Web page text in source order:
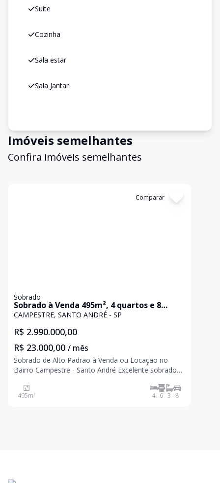
Suite
Cozinha
Sala estar
Sala Jantar
Imóveis semelhantes
Confira imóveis semelhantes
Comparar
Sobrado
Sobrado à Venda 495m², 4 quartos e 8
vagas - Campestre, Santo André, SP
CAMPESTRE, SANTO ANDRÉ - SP
R$ 2.990.000,00
R$ 23.000,00 / mês
Sobrado de Alto Padrão à Venda ou Locação no
Bairro Campestre - Santo André Excelente sobrado
residencial ou comercial, em uma das melhores
localizações do Bairro Campestre. O imóvel possui 4
495m² 4 6 3 8